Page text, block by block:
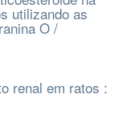
utilizando as
O /
renal em ratos :